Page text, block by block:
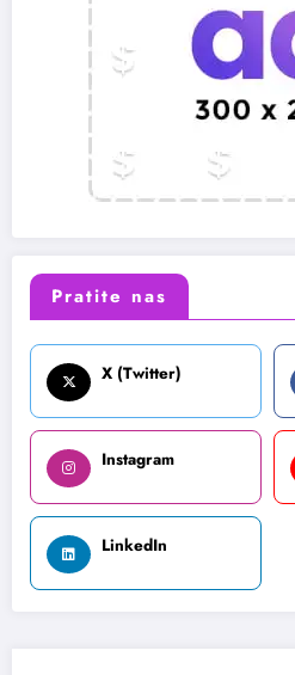
Pratite nas
X (Twitter)
Instagram
LinkedIn